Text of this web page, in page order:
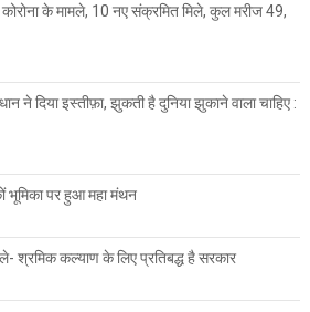
के मामले, 10 नए संक्रमित मिले, कुल मरीज 49,
ने दिया इस्तीफ़ा, झुकती है दुनिया झुकाने वाला चाहिए :
भूमिका पर हुआ महा मंथन
श्रमिक कल्याण के लिए प्रतिबद्ध है सरकार